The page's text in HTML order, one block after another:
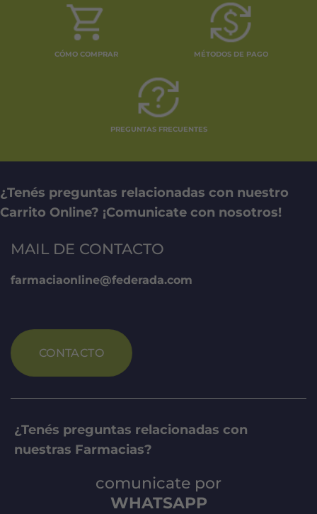
CÓMO COMPRAR MÉTODOS DE PAGO
PREGUNTAS FRECUENTES
¿Tenés preguntas relacionadas con nuestro
Carrito Online? ¡Comunicate con nosotros!
MAIL DE CONTACTO
farmaciaonline@federada.com
CONTACTO
¿Tenés preguntas relacionadas con
nuestras Farmacias?
comunicate por
WHATSAPP